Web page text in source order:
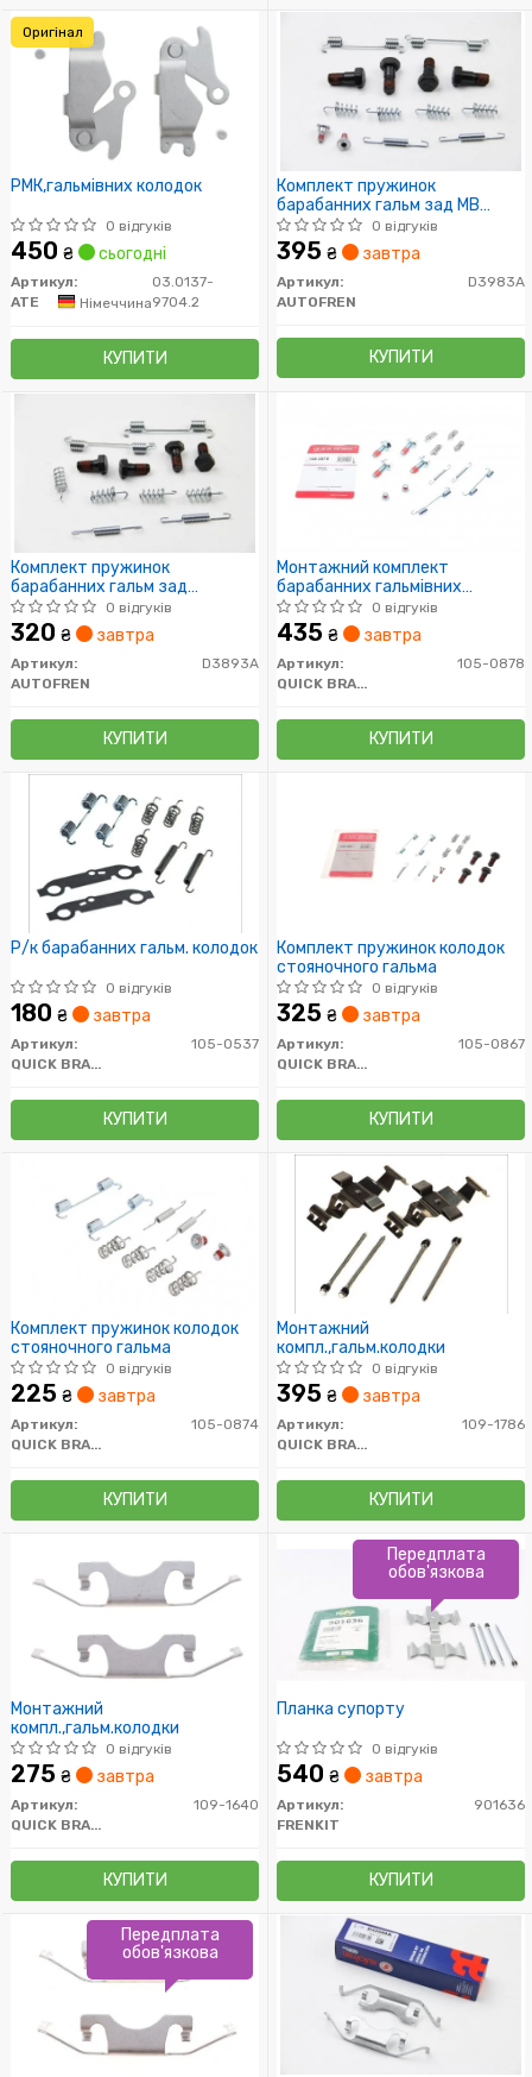
РМК,гальмівних колодок
0 відгуків
450 ₴ сьогодні
Артикул:
03.0137-
9704.2
ATE Німеччина
КУПИТИ
Оригінал
Комплект пружинок
барабанних гальм зад MB
W210/S210 95-03 164х25
0 відгуків
395 ₴ завтра
Артикул:
D3983A
AUTOFREN
КУПИТИ
Комплект пружинок
барабанних гальм зад
VITO/VIANO 03-164х20
0 відгуків
320 ₴ завтра
Артикул:
D3893A
AUTOFREN
КУПИТИ
Монтажний комплект
барабанних гальмівних
колодок
0 відгуків
435 ₴ завтра
Артикул:
105-0878
QUICK BRAKE
КУПИТИ
Р/к барабанних гальм. колодок
0 відгуків
180 ₴ завтра
Артикул:
105-0537
QUICK BRAKE
КУПИТИ
Комплект пружинок колодок
стояночного гальма
0 відгуків
325 ₴ завтра
Артикул:
105-0867
QUICK BRAKE
КУПИТИ
Комплект пружинок колодок
стояночного гальма
0 відгуків
225 ₴ завтра
Артикул:
105-0874
QUICK BRAKE
КУПИТИ
Монтажний
компл.,гальм.колодки
0 відгуків
395 ₴ завтра
Артикул:
109-1786
QUICK BRAKE
КУПИТИ
Монтажний
компл.,гальм.колодки
0 відгуків
275 ₴ завтра
Артикул:
109-1640
QUICK BRAKE
КУПИТИ
Планка супорту
0 відгуків
540 ₴ завтра
Артикул:
901636
FRENKIT
КУПИТИ
Передплата
обов'язкова
Передплата
обов'язкова